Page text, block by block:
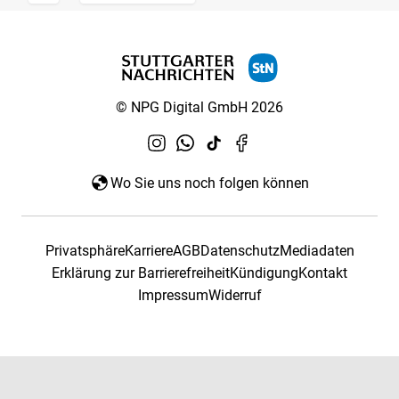
© NPG Digital GmbH 2026
Wo Sie uns noch folgen können
PrivatsphäreKarriereAGBDatenschutzMediadaten
Erklärung zur BarrierefreiheitKündigungKontakt
ImpressumWiderruf